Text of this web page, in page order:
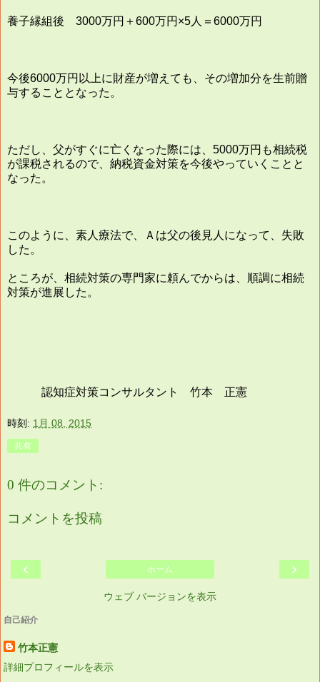
養子縁組後 3000万円＋600万円×5人＝6000万円
今後6000万円以上に財産が増えても、その増加分を生前贈
与することとなった。
ただし、父がすぐに亡くなった際には、5000万円も相続税
が課税されるので、納税資金対策を今後やっていくことと
なった。
このように、素人療法で、Ａは父の後見人になって、失敗
した。
ところが、相続対策の専門家に頼んでからは、順調に相続
対策が進展した。
認知症対策コンサルタント 竹本 正憲
時刻: 1月 08, 2015
共有
0 件のコメント:
コメントを投稿
‹ ›
ホーム
ウェブ バージョンを表示
自己紹介
竹本正憲
詳細プロフィールを表示